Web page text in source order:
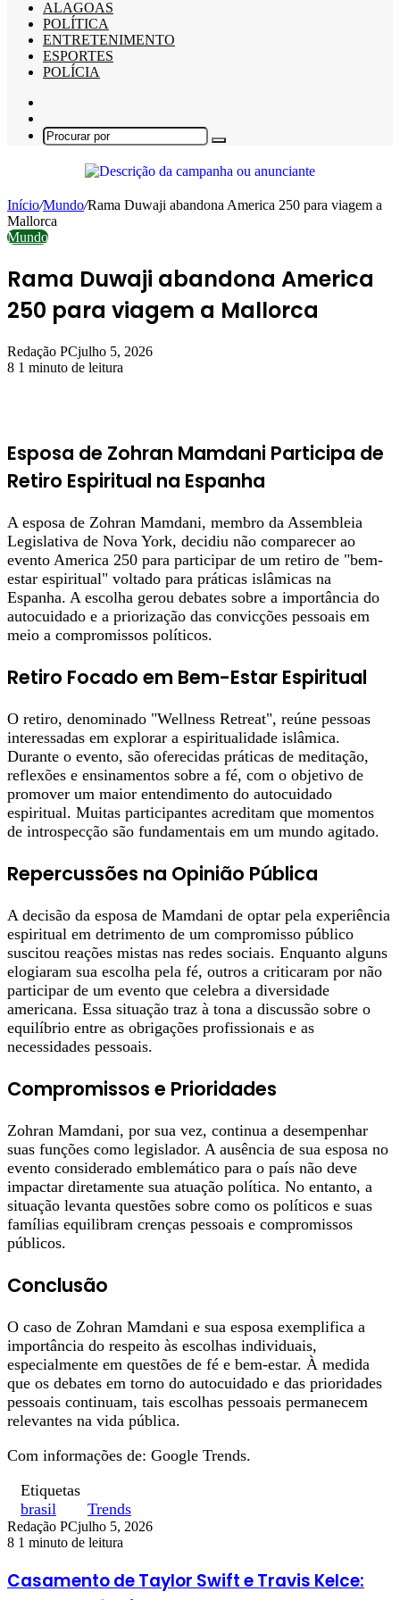
ALAGOAS
POLÍTICA
ENTRETENIMENTO
ESPORTES
POLÍCIA
skin
Procurar
Início/Mundo/Rama Duwaji abandona America 250 para viagem a
Mallorca
Mundo
Rama Duwaji abandona America
250 para viagem a Mallorca
Redação PCjulho 5, 2026
8 1 minuto de leitura
Esposa de Zohran Mamdani Participa de
Retiro Espiritual na Espanha
A esposa de Zohran Mamdani, membro da Assembleia
Legislativa de Nova York, decidiu não comparecer ao
evento America 250 para participar de um retiro de "bem-
estar espiritual" voltado para práticas islâmicas na
Espanha. A escolha gerou debates sobre a importância do
autocuidado e a priorização das convicções pessoais em
meio a compromissos políticos.
Retiro Focado em Bem-Estar Espiritual
O retiro, denominado "Wellness Retreat", reúne pessoas
interessadas em explorar a espiritualidade islâmica.
Durante o evento, são oferecidas práticas de meditação,
reflexões e ensinamentos sobre a fé, com o objetivo de
promover um maior entendimento do autocuidado
espiritual. Muitas participantes acreditam que momentos
de introspecção são fundamentais em um mundo agitado.
Repercussões na Opinião Pública
A decisão da esposa de Mamdani de optar pela experiência
espiritual em detrimento de um compromisso público
suscitou reações mistas nas redes sociais. Enquanto alguns
elogiaram sua escolha pela fé, outros a criticaram por não
participar de um evento que celebra a diversidade
americana. Essa situação traz à tona a discussão sobre o
equilíbrio entre as obrigações profissionais e as
necessidades pessoais.
Compromissos e Prioridades
Zohran Mamdani, por sua vez, continua a desempenhar
suas funções como legislador. A ausência de sua esposa no
evento considerado emblemático para o país não deve
impactar diretamente sua atuação política. No entanto, a
situação levanta questões sobre como os políticos e suas
famílias equilibram crenças pessoais e compromissos
públicos.
Conclusão
O caso de Zohran Mamdani e sua esposa exemplifica a
importância do respeito às escolhas individuais,
especialmente em questões de fé e bem-estar. À medida
que os debates em torno do autocuidado e das prioridades
pessoais continuam, tais escolhas pessoais permanecem
relevantes na vida pública.
Com informações de: Google Trends.
Etiquetas
brasil
Trends
Redação PCjulho 5, 2026
8 1 minuto de leitura
Casamento de Taylor Swift e Travis Kelce: